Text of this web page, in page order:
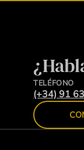
TELÉFONO
(+34) 91